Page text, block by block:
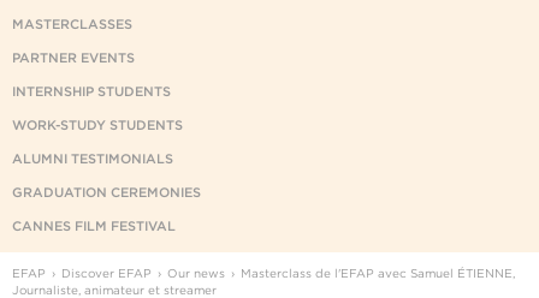
MASTERCLASSES
PARTNER EVENTS
INTERNSHIP STUDENTS
WORK-STUDY STUDENTS
ALUMNI TESTIMONIALS
GRADUATION CEREMONIES
CANNES FILM FESTIVAL
EFAP Discover EFAP Our news
Masterclass de l'EFAP avec Samuel ÉTIENNE,
Journaliste, animateur et streamer